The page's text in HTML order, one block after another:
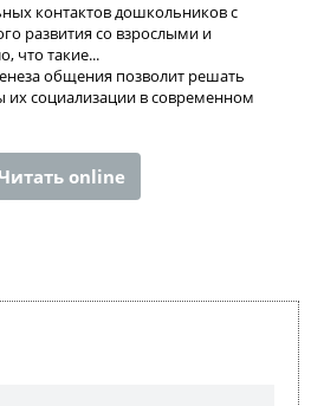
контактов дошкольников с
развития со взрослыми и
что такие...
общения позволит решать
их социализации в современном
Читать online